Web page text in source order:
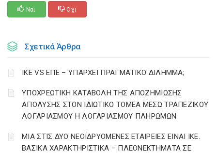
Ναι Οχι
Σχετικά Άρθρα
ΙΚΕ VS ΕΠΕ – ΥΠΑΡΧΕΙ ΠΡΑΓΜΑΤΙΚΟ ΔΙΛΗΜΜΑ;
YΠΟΧΡΕΩΤΙΚΗ ΚΑΤΑΒΟΛΗ ΤΗΣ ΑΠΟΖΗΜΙΩΣΗΣ
ΑΠΟΛΥΣΗΣ ΣΤΟΝ ΙΔΙΩΤΙΚΟ ΤΟΜΕΑ ΜΕΣΩ ΤΡΑΠΕΖΙΚΟΥ
ΛΟΓΑΡΙΑΣΜΟΥ Η ΛΟΓΑΡΙΑΣΜΟΥ ΠΛΗΡΩΜΩΝ
ΜΙΑ ΣΤΙΣ ΔΥΟ ΝΕΟΪΔΡΥΟΜΕΝΕΣ ΕΤΑΙΡΕΙΕΣ ΕΙΝΑΙ ΙΚΕ.
ΒΑΣΙΚΑ ΧΑΡΑΚΤΗΡΙΣΤΙΚΑ – ΠΛΕΟΝΕΚΤΗΜΑΤΑ ΣΕ